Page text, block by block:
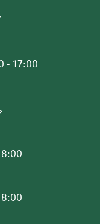
- 17:00